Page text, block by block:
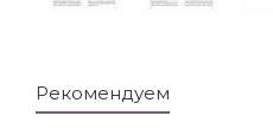
Рекомендуем